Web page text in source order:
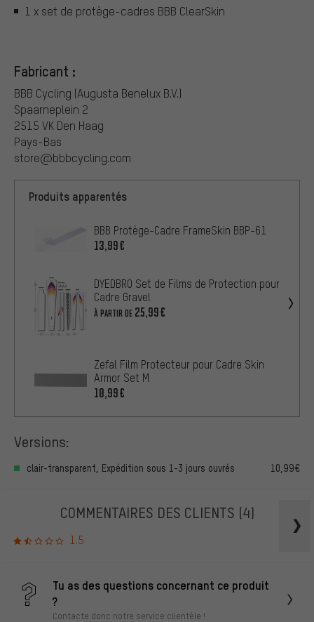
1 x set de protège-cadres BBB ClearSkin
Fabricant :
BBB Cycling (Augusta Benelux B.V.)
Spaarneplein 2
2515 VK Den Haag
Pays-Bas
store@bbbcycling.com
Produits apparentés
BBB Protège-Cadre FrameSkin BBP-61
13,99€
DYEDBRO Set de Films de Protection pour
Cadre Gravel
À PARTIR DE 25,99€
Zefal Film Protecteur pour Cadre Skin
Armor Set M
10,99€
Versions:
clair-transparent, Expédition sous 1-3 jours ouvrés 10,99€
COMMENTAIRES DES CLIENTS (4)
1.5
Tu as des questions concernant ce produit
?
Contacte donc notre service clientèle !